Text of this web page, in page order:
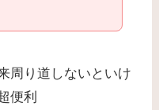
周り道しないといけ
便利